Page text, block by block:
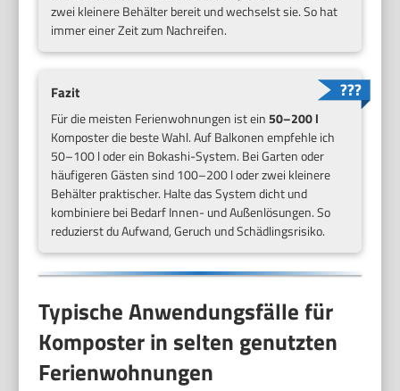
zwei kleinere Behälter bereit und wechselst sie. So hat
immer einer Zeit zum Nachreifen.
Fazit
Für die meisten Ferienwohnungen ist ein50–200 l
Komposter die beste Wahl. Auf Balkonen empfehle ich
50–100 l oder ein Bokashi-System. Bei Garten oder
häufigeren Gästen sind 100–200 l oder zwei kleinere
Behälter praktischer. Halte das System dicht und
kombiniere bei Bedarf Innen- und Außenlösungen. So
reduzierst du Aufwand, Geruch und Schädlingsrisiko.
Typische Anwendungsfälle für
Komposter in selten genutzten
Ferienwohnungen